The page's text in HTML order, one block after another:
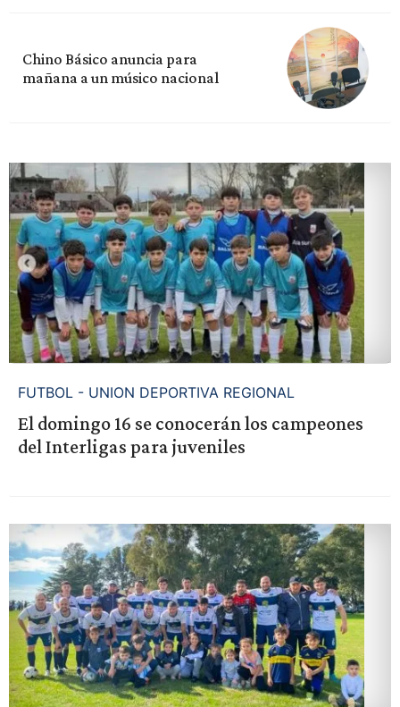
Chino Básico anuncia para
mañana a un músico nacional
FUTBOL - UNION DEPORTIVA REGIONAL
El domingo 16 se conocerán los campeones
del Interligas para juveniles